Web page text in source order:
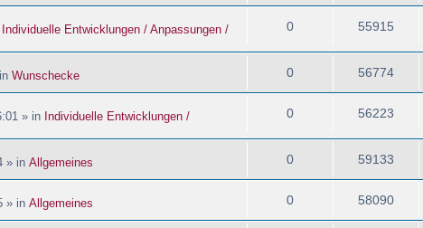
Individuelle Entwicklungen / Anpassungen /
0 55915
Wunschecke 0 56774
» in Individuelle Entwicklungen /
0 56223
» in Allgemeines 0 59133
» in Allgemeines 0 58090